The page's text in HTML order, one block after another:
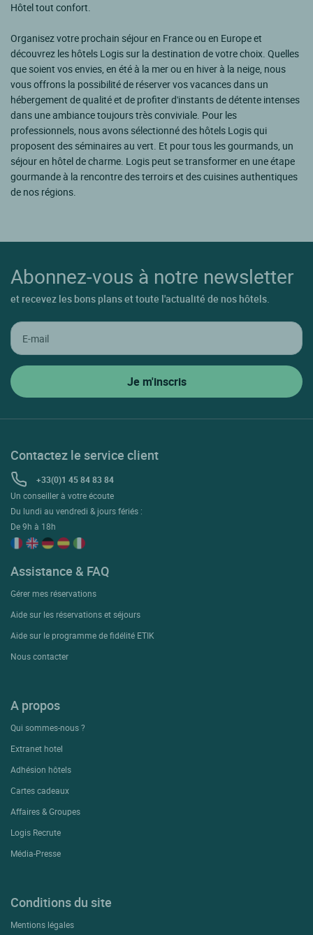
Hôtel tout confort.
Organisez votre prochain séjour en France ou en Europe et
découvrez les hôtels Logis sur la destination de votre choix. Quelles
que soient vos envies, en été à la mer ou en hiver à la neige, nous
vous offrons la possibilité de réserver vos vacances dans un
hébergement de qualité et de profiter d'instants de détente intenses
dans une ambiance toujours très conviviale. Pour les
professionnels, nous avons sélectionné des hôtels Logis qui
proposent des séminaires au vert. Et pour tous les gourmands, un
séjour en hôtel de charme. Logis peut se transformer en une étape
gourmande à la rencontre des terroirs et des cuisines authentiques
de nos régions.
Abonnez-vous à notre newsletter
et recevez les bons plans et toute l'actualité de nos hôtels.
Contactez le service client
+33(0)1 45 84 83 84
Un conseiller à votre écoute
Du lundi au vendredi & jours fériés :
De 9h à 18h
Assistance & FAQ
Gérer mes réservations
Aide sur les réservations et séjours
Aide sur le programme de fidélité ETIK
Nous contacter
A propos
Qui sommes-nous ?
Extranet hotel
Adhésion hôtels
Cartes cadeaux
Affaires & Groupes
Logis Recrute
Média-Presse
Conditions du site
Mentions légales